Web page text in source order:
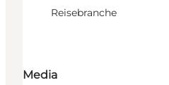
Reisebranche
Media